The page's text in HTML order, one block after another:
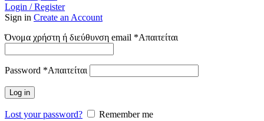
Login / Register
Sign in Create an Account
Όνομα χρήστη ή διεύθυνση email *Απαιτείται
Password *Απαιτείται
Log in
Lost your password?
Remember me